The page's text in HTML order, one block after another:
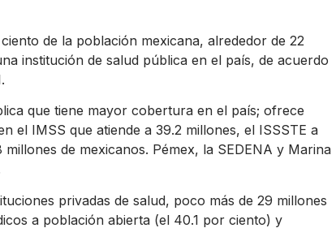
de la población mexicana, alrededor de 22
institución de salud pública en el país, de acuerdo
que tiene mayor cobertura en el país; ofrece
el IMSS que atiende a 39.2 millones, el ISSSTE a
de mexicanos. Pémex, la SEDENA y Marina
privadas de salud, poco más de 29 millones
a población abierta (el 40.1 por ciento) y